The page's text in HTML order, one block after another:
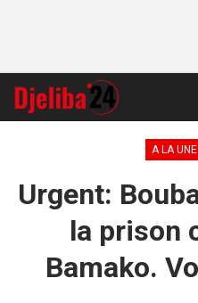
A LA UNE
Urgent:
la prison
Bamako.